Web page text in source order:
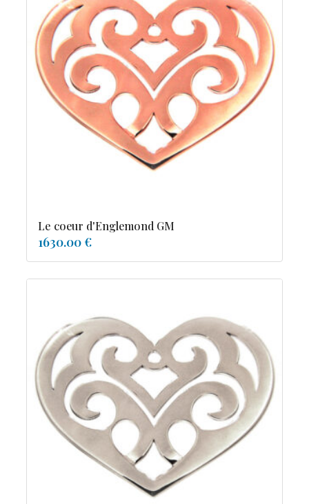
Saphir
rubis
saphir de couleur
tanzanite
tourmaline
Le coeur d'Englemond GM
1630.00 €